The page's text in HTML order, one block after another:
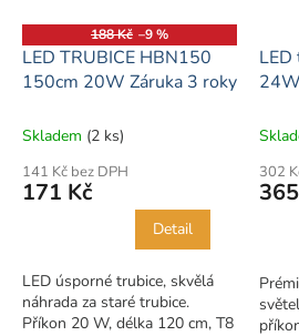
188 Kč –9 %
LED TRUBICE HBN150
150cm 20W Záruka 3 roky
Skladem (2 ks)
141 Kč bez DPH
171 Kč
Detail
LED úsporné trubice, skvělá
náhrada za staré trubice.
Příkon 20 W, délka 120 cm, T8
LED
302